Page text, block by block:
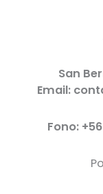
San
Email:
Fono: +56